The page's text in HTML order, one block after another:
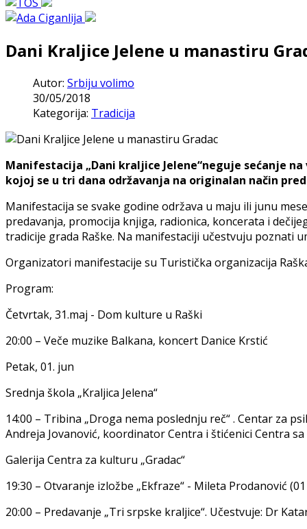
Dani Kraljice Jelene u manastiru
Autor: Srbiju volimo
30/05/2018
Kategorija: Tradicija
Manifestacija „Dani kraljice Jelene“neguje sećanje
kojoj se u tri dana održavanja na originalan način
Manifestacija se svake godine održava u maju ili junu
predavanja, promocija knjiga, radionica, koncerata i
tradicije grada Raške. Na manifestaciji učestvuju poznati
Organizatori manifestacije su Turistička organizacija
Program:
Četvrtak, 31.maj - Dom kulture u Raški
20:00 – Veče muzike Balkana, koncert Danice Krstić
Petak, 01. jun
Srednja škola „Kraljica Jelena“
14:00 – Tribina „Droga nema poslednju reč“ . Centar za
Andreja Jovanović, koordinator Centra i štićenici Centra
Galerija Centra za kulturu „Gradac“
19:30 – Otvaranje izložbe „Ekfraze“ - Mileta Prodanović
20:00 – Predavanje „Tri srpske kraljice“. Učestvuje: Dr